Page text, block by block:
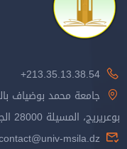
213.35.13.38.54+
جامعة محمد بوضياف
بوعريريج، المسيلة 28000 الجزائر
msila.dz